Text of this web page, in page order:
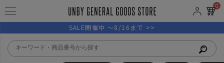
0
SALE開催中 ～8/16まで >>